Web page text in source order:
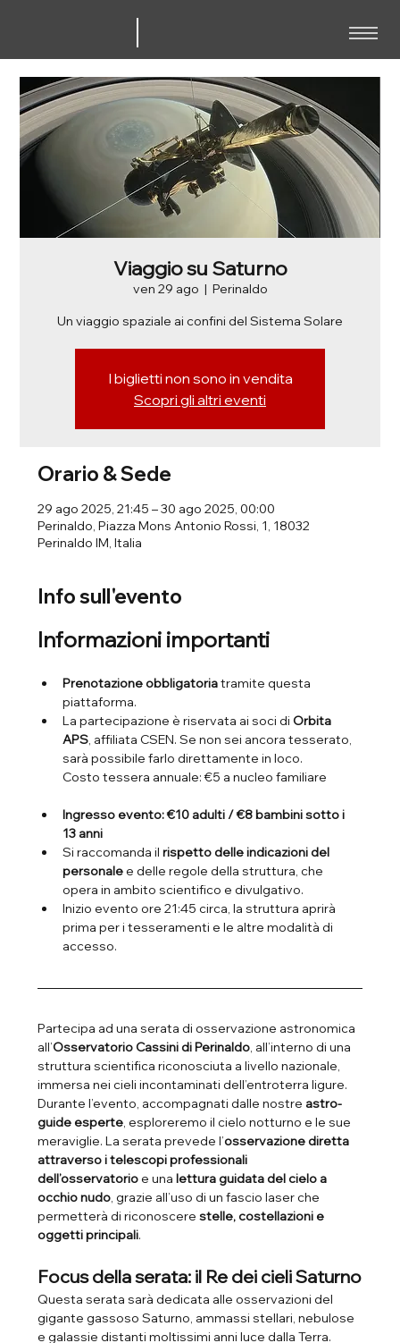
Viaggio su Saturno
ven 29 ago
  |
Perinaldo
Un viaggio spaziale ai confini del Sistema Solare
I biglietti non sono in vendita
Scopri gli altri eventi
Orario & Sede
29 ago 2025, 21:45 – 30 ago 2025, 00:00
Perinaldo, Piazza Mons Antonio Rossi, 1, 18032
Perinaldo IM, Italia
Info sull'evento
Informazioni importanti
Prenotazione obbligatoria tramite questa
piattaforma.
La partecipazione è riservata ai soci di Orbita
APS, affiliata CSEN. Se non sei ancora tesserato,
sarà possibile farlo direttamente in loco.
Costo tessera annuale: €5 a nucleo familiare
Ingresso evento: €10 adulti / €8 bambini sotto i
13 anni
Si raccomanda il rispetto delle indicazioni del
personale e delle regole della struttura, che
opera in ambito scientifico e divulgativo.
Inizio evento ore 21:45 circa, la struttura aprirà
prima per i tesseramenti e le altre modalità di
accesso.
Partecipa ad una serata di osservazione astronomica
all’Osservatorio Cassini di Perinaldo, all’interno di una
struttura scientifica riconosciuta a livello nazionale,
immersa nei cieli incontaminati dell’entroterra ligure.
Durante l’evento, accompagnati dalle nostre astro-
guide esperte, esploreremo il cielo notturno e le sue
meraviglie. La serata prevede l’osservazione diretta
attraverso i telescopi professionali
dell’osservatorio e una lettura guidata del cielo a
occhio nudo, grazie all’uso di un fascio laser che
permetterà di riconoscere stelle, costellazioni e
oggetti principali.
Focus della serata: il Re dei cieli Saturno
Questa serata sarà dedicata alle osservazioni del
gigante gassoso Saturno, ammassi stellari, nebulose
e galassie distanti moltissimi anni luce dalla Terra.